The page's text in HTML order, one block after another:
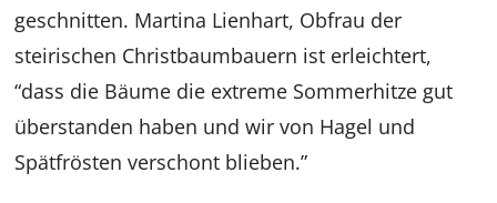
geschnitten. Martina Lienhart, Obfrau der
steirischen Christbaumbauern ist erleichtert,
“dass die Bäume die extreme Sommerhitze gut
überstanden haben und wir von Hagel und
Spätfrösten verschont blieben.”